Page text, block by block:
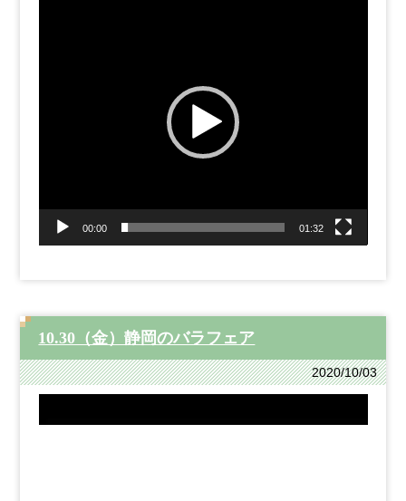
00:00 01:32
10.30（金）静岡のバラフェア
2020/10/03